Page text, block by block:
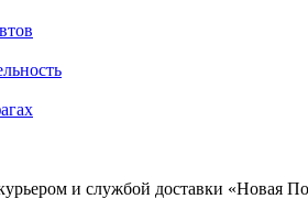
и службой доставки «Новая